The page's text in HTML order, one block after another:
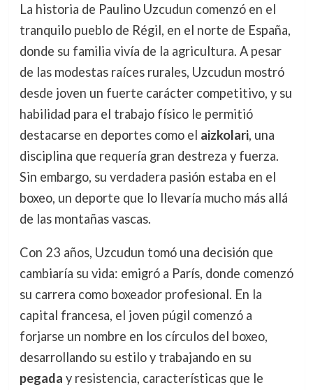
La historia de Paulino Uzcudun comenzó en el
tranquilo pueblo de Régil, en el norte de España,
donde su familia vivía de la agricultura. A pesar
de las modestas raíces rurales, Uzcudun mostró
desde joven un fuerte carácter competitivo, y su
habilidad para el trabajo físico le permitió
destacarse en deportes como el aizkolari, una
disciplina que requería gran destreza y fuerza.
Sin embargo, su verdadera pasión estaba en el
boxeo, un deporte que lo llevaría mucho más allá
de las montañas vascas.
Con 23 años, Uzcudun tomó una decisión que
cambiaría su vida: emigró a París, donde comenzó
su carrera como boxeador profesional. En la
capital francesa, el joven púgil comenzó a
forjarse un nombre en los círculos del boxeo,
desarrollando su estilo y trabajando en su
pegada y resistencia, características que le